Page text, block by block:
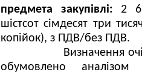
предмета закупівлі: 2
шістсот сімдесят три
копійок), з ПДВ/без ПДВ.
Визначення
обумовлено аналізом